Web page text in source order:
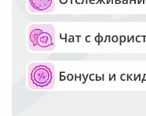
Служба
Русский Букет, 2026
Общество с
ОГРН: 1195476081745,
Юридический адрес: г.